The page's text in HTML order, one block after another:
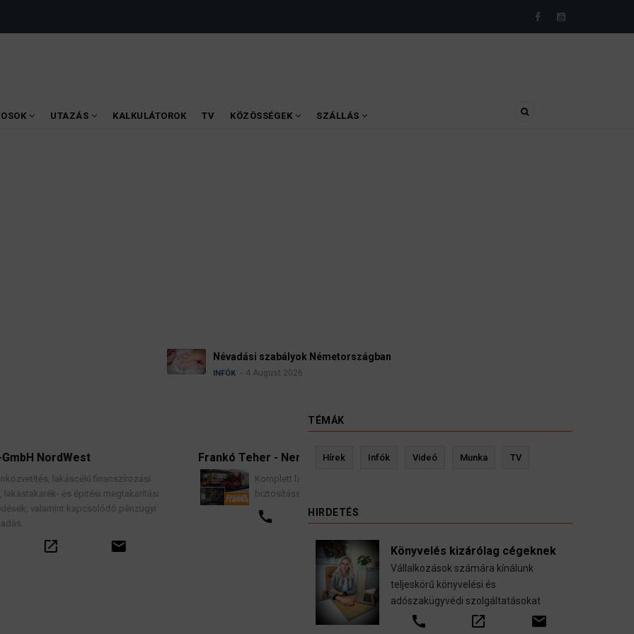
UTAZÁS KALKULÁTOROK TV KÖZÖSSÉGEK SZÁLLÁS
Névadási szabályok Németországban
INFÓK 4 August 2026
finanszírozási
megtakarítási
pénzügyi
Frankó Teher - Nemzetközi Költöztetés
Komplett lakások professzionális költöztetése
biztosítással, teljes garancia vállalással.
email
Kevin Ressler biztosítási szakértő
TÉMÁK
Hírek Infók Videó Munka TV
HIRDETÉS
Könyvelés kizárólag cégeknek
Vállalkozások számára kínálunk
teljeskörű könyvelési és
adószakügyvédi szolgáltatásokat
call open_in_new email